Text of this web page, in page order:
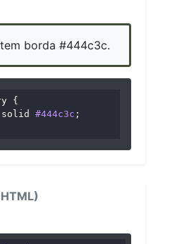
borda #444c3c.
{
solid #444c3c ;